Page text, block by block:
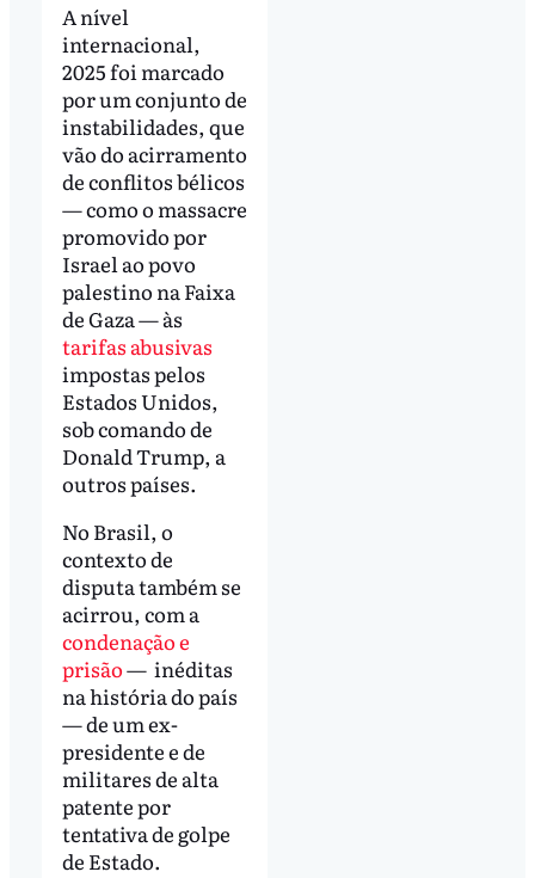
A nível
internacional,
2025 foi marcado
por um conjunto de
instabilidades, que
vão do acirramento
de conflitos bélicos
— como o massacre
promovido por
Israel ao povo
palestino na Faixa
de Gaza — às
tarifas abusivas
impostas pelos
Estados Unidos,
sob comando de
Donald Trump, a
outros países.
No Brasil, o
contexto de
disputa também se
acirrou, com a
condenação e
prisão— inéditas
na história do país
— de um ex-
presidente e de
militares de alta
patente por
tentativa de golpe
de Estado.